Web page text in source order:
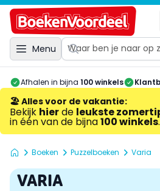
Menu
Afhalen in bijna 100 winkels
🏖️ Alles voor de vakantie:
Bekijk hierde leukste
in één van de bijna100 winkels.
Boeken Puzzelboeken Varia
VARIA